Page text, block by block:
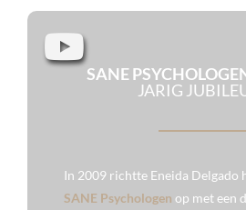
SANE
JARIG
In 2009 richtte Eneida Delgado
SANE Psychologen op met een